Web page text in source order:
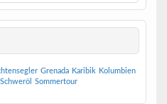
Grenada Karibik
Kolumbien
Schweröl
Sommertour